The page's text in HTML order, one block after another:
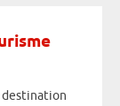
destination